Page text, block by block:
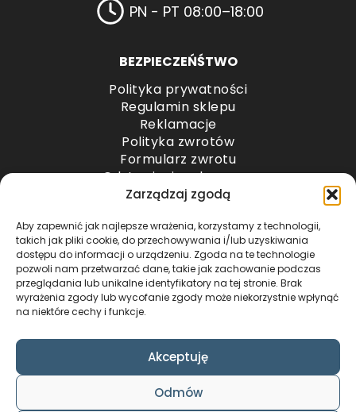
Zarządzaj zgodą
Aby zapewnić jak najlepsze wrażenia, korzystamy z technologii,
takich jak pliki cookie, do przechowywania i/lub uzyskiwania
dostępu do informacji o urządzeniu. Zgoda na te technologie
pozwoli nam przetwarzać dane, takie jak zachowanie podczas
przeglądania lub unikalne identyfikatory na tej stronie. Brak
wyrażenia zgody lub wycofanie zgody może niekorzystnie wpłynąć
na niektóre cechy i funkcje.
Akceptuję
Odmów
PN - PT 08:00–18:00
BEZPIECZEŃŚTWO
Polityka prywatności
Regulamin sklepu
Reklamacje
Polityka zwrotów
Formularz zwrotu
Odstąpienie od umowy
Odstąpienie od umowy – przesyłki paletowe
METODY PŁATNOŚCI
COPYRIGHT © 2024 by ADWENTO ŁUKASZ
WIECZOREK / ALL RIGHTS RESERVED